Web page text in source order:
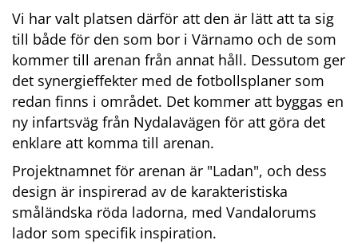
Vi har valt platsen därför att den är lätt att ta sig
till både för den som bor i Värnamo och de som
kommer till arenan från annat håll. Dessutom ger
det synergieffekter med de fotbollsplaner som
redan finns i området. Det kommer att byggas en
ny infartsväg från Nydalavägen för att göra det
enklare att komma till arenan.
Projektnamnet för arenan är "Ladan", och dess
design är inspirerad av de karakteristiska
småländska röda ladorna, med Vandalorums
lador som specifik inspiration.